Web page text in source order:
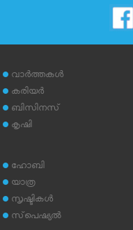
വാര്‍ത്തകള്‍
കരിയര്‍
ബിസിനസ്
കൃഷി
ഹോബി
യാത്ര
സൃഷ്ടികള്‍
സ്‌പെഷ്യല്‍